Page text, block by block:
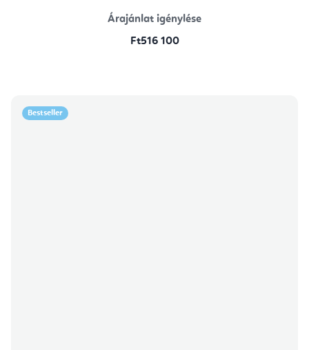
Árajánlat igénylése
Ft516 100
Bestseller